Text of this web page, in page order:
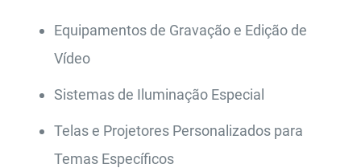
Equipamentos de Gravação e Edição de
Vídeo
Sistemas de Iluminação Especial
Telas e Projetores Personalizados para
Temas Específicos